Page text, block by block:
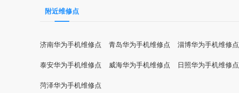
附近维修点
济南华为手机维修点 青岛华为手机维修点 淄博华为手机维修点
泰安华为手机维修点 威海华为手机维修点 日照华为手机维修点
菏泽华为手机维修点